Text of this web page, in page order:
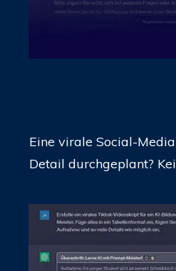
Eine virale Social-
Detail durchgeplant?